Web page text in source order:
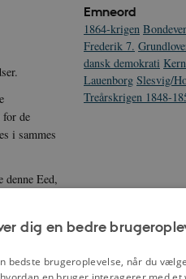
for de
i sammes
Eed,
Slotte
Emneord
1864-krigen
Frederik 7.
dansk demokrati
Lauenborg Slesvig/
Treårskrigen 1848-
dig en bedre
bedste brugeroplevelse, når du